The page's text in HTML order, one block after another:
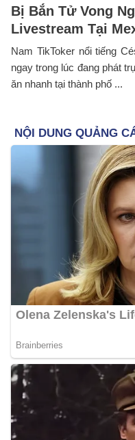
Bị Bắn Tử Vong
Livestream Tại
Nam TikToker nổi tiếng
ngay trong lúc đang phát
ăn nhanh tại thành phố ...